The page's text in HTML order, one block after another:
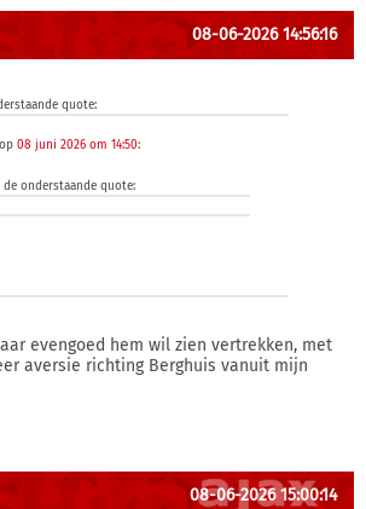
08-06-2026 14:56:16
quote:
08 juni 2026 om 14:50:
onderstaande quote:
evengoed hem wil zien vertrekken, met
aversie richting Berghuis vanuit mijn
08-06-2026 15:00:14